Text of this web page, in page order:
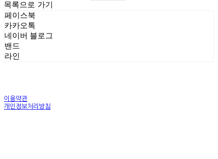
목록으로 가기
페이스북
카카오톡
네이버 블로그
밴드
라인
이용약관
개인정보처리방침